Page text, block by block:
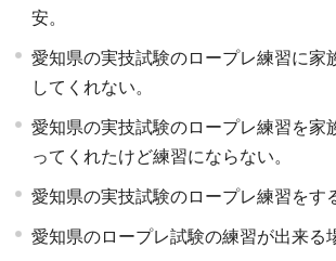
安。
愛知県の実技試験のロープレ練習に家
してくれない。
愛知県の実技試験のロープレ練習を家
ってくれたけど練習にならない。
愛知県の実技試験のロープレ練習をす
愛知県のロープレ試験の練習が出来る